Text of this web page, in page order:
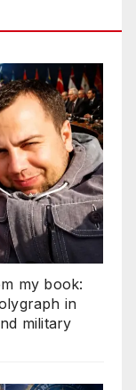
my book:
in
military